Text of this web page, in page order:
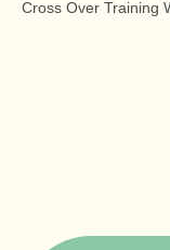
Cross Over Training